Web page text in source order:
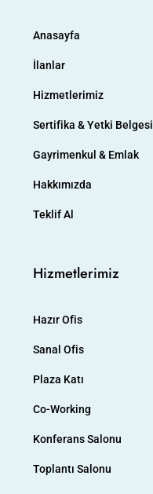
Anasayfa
İlanlar
Hizmetlerimiz
Sertifika & Yetki Belgesi
Gayrimenkul & Emlak
Hakkımızda
Teklif Al
Hizmetlerimiz
Hazır Ofis
Sanal Ofis
Plaza Katı
Co-Working
Konferans Salonu
Toplantı Salonu